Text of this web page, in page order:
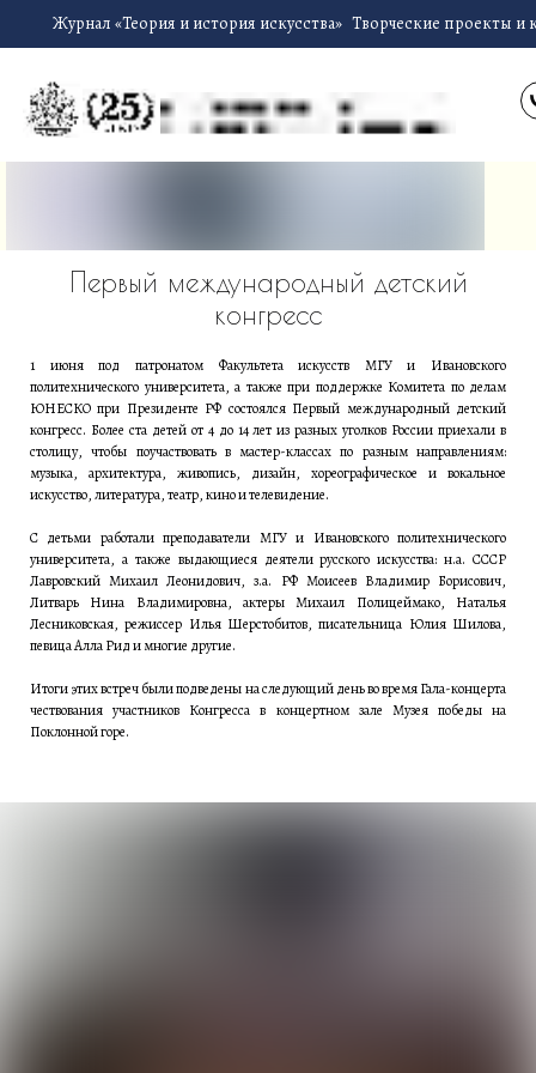
Журнал «Теория и история искусства» Творческие проекты и
Первый международный детский
конгресс
1 июня под патронатом Факультета искусств МГУ и Ивановского
политехнического университета, а также при поддержке Комитета по делам
ЮНЕСКО при Президенте РФ состоялся Первый международный детский
конгресс. Более ста детей от 4 до 14 лет из разных уголков России приехали в
столицу, чтобы поучаствовать в мастер-классах по разным направлениям:
музыка, архитектура, живопись, дизайн, хореографическое и вокальное
искусство, литература, театр, кино и телевидение.
С детьми работали преподаватели МГУ и Ивановского политехнического
университета, а также выдающиеся деятели русского искусства: н.а. СССР
Лавровский Михаил Леонидович, з.а. РФ Моисеев Владимир Борисович,
Литварь Нина Владимировна, актеры Михаил Полицеймако, Наталья
Лесниковская, режиссер Илья Шерстобитов, писательница Юлия Шилова,
певица Алла Рид и многие другие.
Итоги этих встреч были подведены на следующий день во время Гала-концерта
чествования участников Конгресса в концертном зале Музея победы на
Поклонной горе.